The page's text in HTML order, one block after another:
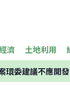
濟 土地利用
環委建議不應開發